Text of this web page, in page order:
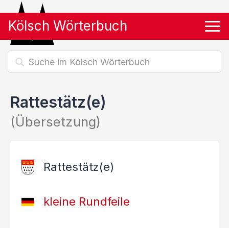
Kölsch Wörterbuch
Rattestätz(e)
(Übersetzung)
Rattestätz(e)
kleine Rundfeile